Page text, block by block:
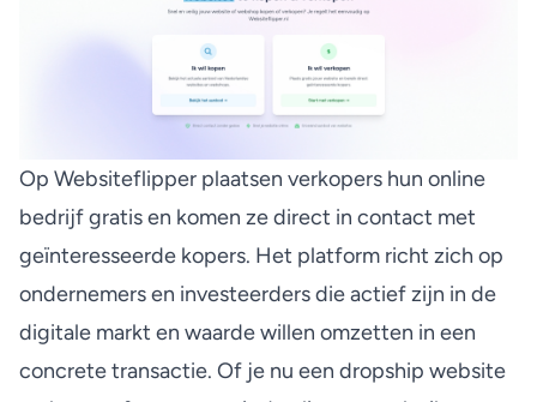
Op Websiteflipper plaatsen verkopers hun online
bedrijf gratis en komen ze direct in contact met
geïnteresseerde kopers. Het platform richt zich op
ondernemers en investeerders die actief zijn in de
digitale markt en waarde willen omzetten in een
concrete transactie. Of je nu een dropship website